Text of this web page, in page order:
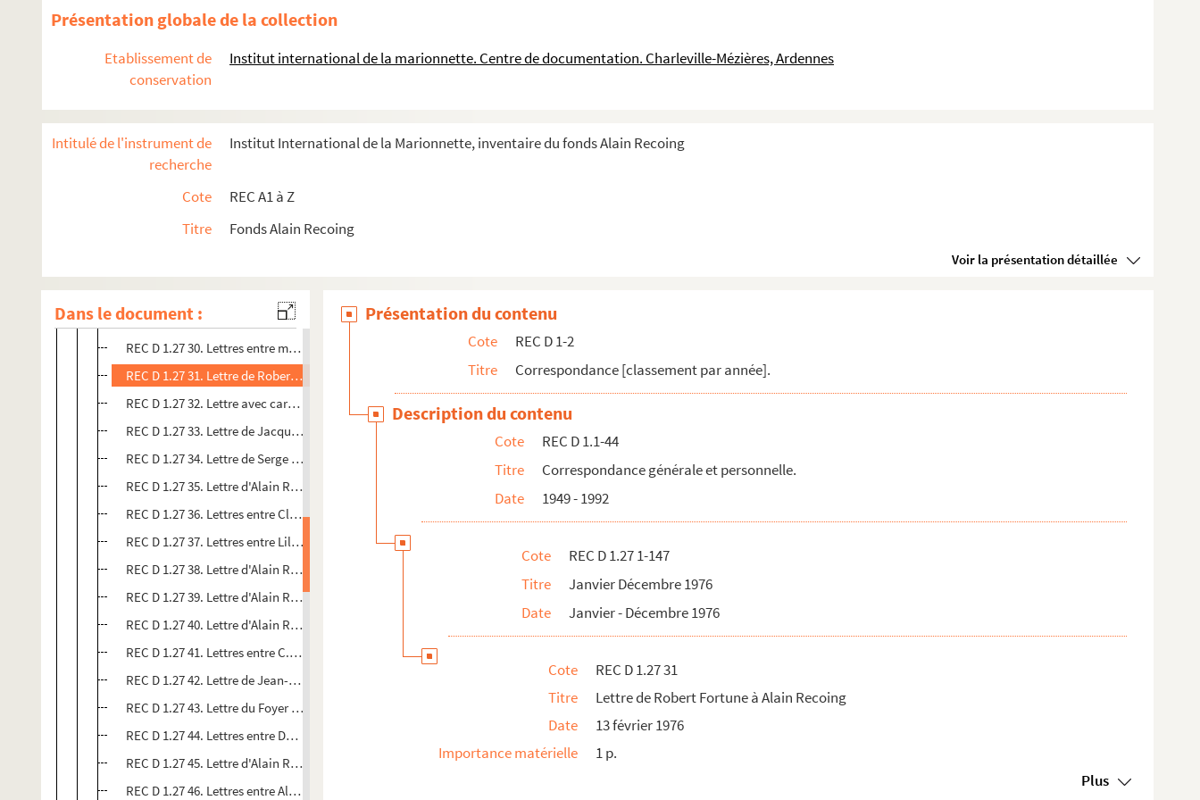
Présentation globale de la collection
Etablissement de
conservation
Institut international de la marionnette. Centre de documentation. Charleville-Mézières, Ardennes
Intitulé de l'instrument de
recherche
Institut International de la Marionnette, inventaire du fonds Alain Recoing
Cote
REC A1 à Z
Titre
Fonds Alain Recoing
Voir la présentation détaillée
Dans le document :
REC D 1.27 18. Carton d'invitation de la compagnie '"Les baladins du Rhin" à Alain Recoing
REC D 1.27 20. Lettre de Jean-Loup Temporal à Alain Recoing
REC D 1.27 22. Lettre de la maison des loisirs et de la culture de Groslay à Alain Recoing
REC D 1.27 23. Lettre avec communiqué des Athévains à Alain Recoing
REC D 1.27 26. Dessin humoristique adressé à Alain Recoing
REC D 1.27 28. Lettres entre Alain Recoing et monsieur Boldych
REC D 1.27 29. Note d'Alain Recoing sur l'histoire de sa compagnie
REC D 1.27 30. Lettres entre monsieur Distroï et Alain Recoing
REC D 1.27 31. Lettre de Robert Fortune à Alain Recoing
REC D 1.27 32. Lettre avec carte de vœu de Liliane et Ariel Temporal à Alain Recoing
REC D 1.27 33. Lettre de Jacqueline à Alain Recoing
REC D 1.27 34. Lettre de Serge à Alain Recoing
REC D 1.27 35. Lettre d'Alain Recoing aux membres du Centre national de la marionnette
REC D 1.27 36. Lettres entre Claudine Lamand et Alain Recoing
REC D 1.27 37. Lettres entre Liliane Morin et Alain Recoing
REC D 1.27 38. Lettre d'Alain Recoing au festival international de la marionnette à Vincennes
REC D 1.27 39. Lettre d'Alain Recoing à Roger Wallet
REC D 1.27 40. Lettre d'Alain Recoing au groupement des institutions sociales du spectacle
REC D 1.27 41. Lettres entre C. Hann M. Picherot et Alain Recoing
REC D 1.27 42. Lettre de Jean-Marie Lamblard à Alain Recoing
REC D 1.27 43. Lettre du Foyer d'animation et de loisirs de Cluny à Alain Recoing
REC D 1.27 44. Lettres entre Dominique Lemaire et Alain Recoing
REC D 1.27 45. Lettre d'Alain Recoing à Jean-Claude et Charlotte Genevoix
REC D 1.27 46. Lettres entre Alain Recoing et Jean-Claude et Charlotte Genevoix
Présentation du contenu
Cote
REC D 1-2
Titre
Correspondance [classement par année].
Description du contenu
Cote
REC D 1.1-44
Titre
Correspondance générale et personnelle.
Date
1949 - 1992
Cote
REC D 1.27 1-147
Titre
Janvier Décembre 1976
Date
Janvier - Décembre 1976
Cote
REC D 1.27 31
Titre
Lettre de Robert Fortune à Alain Recoing
Date
13 février 1976
Importance matérielle
1 p.
Plus